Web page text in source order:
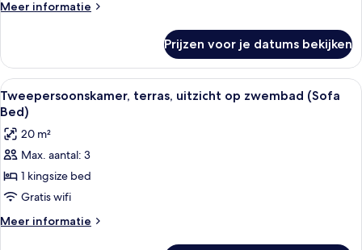
(2x2
laden
Meer informatie
Meer
uitzicht
op
zwembad
(2x2
Interconnecting)
Prijzen voor je datums bekijken
Alle
foto's
voor
Tweepersoonskamer,
terras,
uitzicht
op
zwembad
Een moderne hotelbadkamer met
1
Tweepersoonskamer, terras, uitzicht op zwembad (Sofa
Bed)
20 m²
Max. aantal: 3
1 kingsize bed
Gratis wifi
Meer informatie
Meer